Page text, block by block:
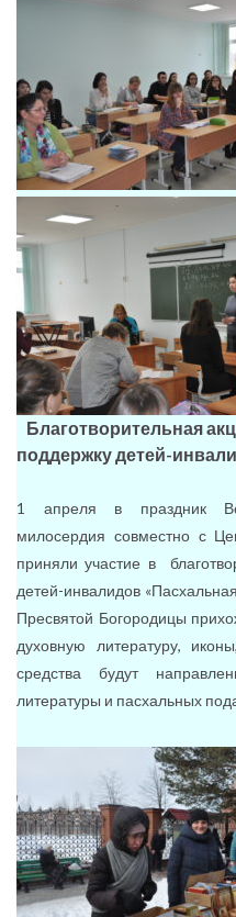
Благотворительная
поддержку детей-
1 апреля в праздник
милосердия совместно с
приняли участие в
детей-инвалидов
Пресвятой Богородицы
духовную литературу,
средства будут
литературы и пасхальных